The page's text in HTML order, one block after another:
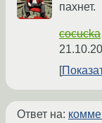
пахнет.
cocucka
Ответ на: